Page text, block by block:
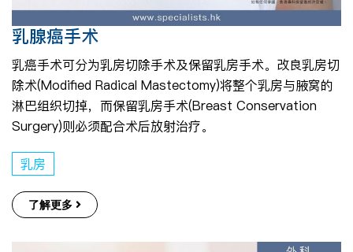
乳腺癌手术
乳癌手术可分为乳房切除手术及保留乳房手术。改良乳房切
除术(Modified Radical Mastectomy)将整个乳房与腋窝的
淋巴组织切掉，而保留乳房手术(Breast Conservation
Surgery)则必须配合术后放射治疗。
乳房
了解更多